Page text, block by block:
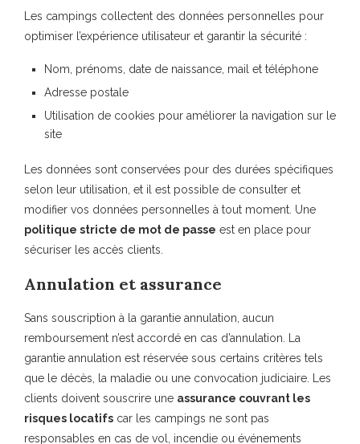
Les campings collectent des données personnelles pour
optimiser l’expérience utilisateur et garantir la sécurité :
Nom, prénoms, date de naissance, mail et téléphone
Adresse postale
Utilisation de cookies pour améliorer la navigation sur le
site
Les données sont conservées pour des durées spécifiques
selon leur utilisation, et il est possible de consulter et
modifier vos données personnelles à tout moment. Une
politique stricte de mot de passe est en place pour
sécuriser les accès clients.
Annulation et assurance
Sans souscription à la garantie annulation, aucun
remboursement n’est accordé en cas d’annulation. La
garantie annulation est réservée sous certains critères tels
que le décès, la maladie ou une convocation judiciaire. Les
clients doivent souscrire une assurance couvrant les
risques locatifs car les campings ne sont pas
responsables en cas de vol, incendie ou événements